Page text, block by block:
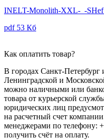
INELT-Monolith-XXL-_-
pdf 53 Кб
Как оплатить товар?
В городах Санкт-Петербург
Ленинградской и
можно наличными или
товара от курьерской
юридических лиц
на расчетный счет
менеджерами по телефону:
получить счёт на оплату.